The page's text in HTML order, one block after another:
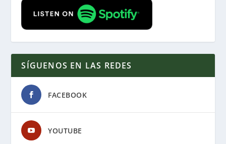
SÍGUENOS EN LAS REDES
FACEBOOK
YOUTUBE